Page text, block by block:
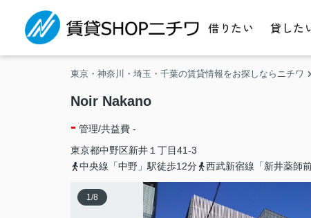
借りたい 貸した
東京・神奈川・埼玉・千葉の賃貸情報をお探しならニチワ
Noir Nakano
- 管理/共益費 -
東京都中野区新井 １丁目41-3
中央線「中野」駅徒歩12分
西武新宿線「新井薬師
1/8